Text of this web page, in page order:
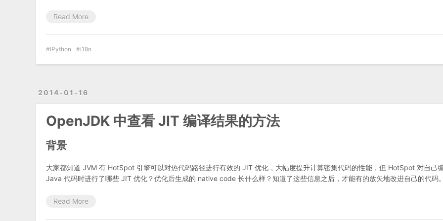
Read More
IPython i18n
2014-01-16
OpenJDK 中查看 JIT 编译结果的方法
背景
大家都知道 JVM 有 HotSpot 引擎可以对热代码路径进行有效的 JIT 优化，大幅度提升计算密集代码的性能，但 HotSpot 对自己
Java 代码时进行了哪些 JIT 优化？优化后生成的 native code 长什么样？知道了这些信息之后，才能有的放矢地改进自己的代码。
Read More